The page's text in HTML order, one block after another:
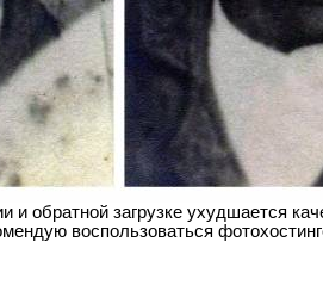
и обратной загрузке ухудшается
воспользоваться